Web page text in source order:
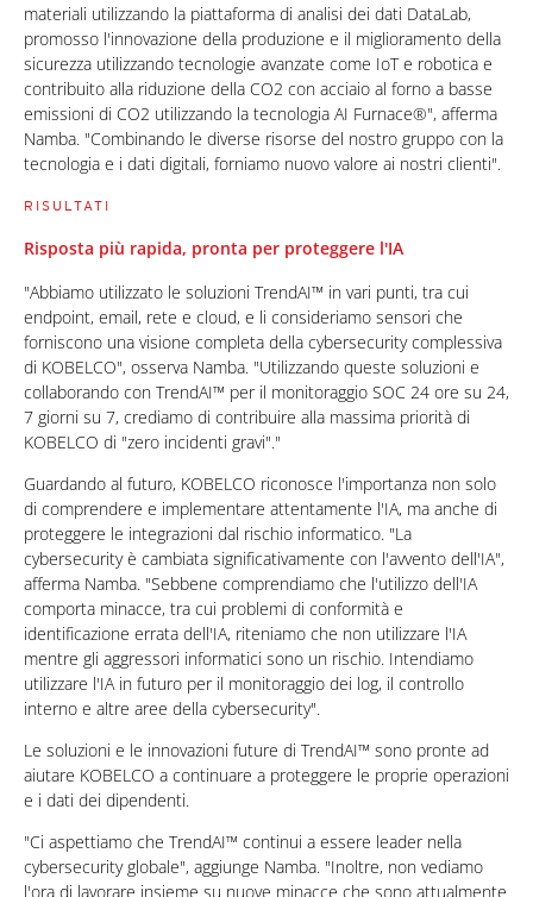
materiali utilizzando la piattaforma di analisi dei dati DataLab,
promosso l'innovazione della produzione e il miglioramento della
sicurezza utilizzando tecnologie avanzate come IoT e robotica e
contribuito alla riduzione della CO2 con acciaio al forno a basse
emissioni di CO2 utilizzando la tecnologia AI Furnace®", afferma
Namba. "Combinando le diverse risorse del nostro gruppo con la
tecnologia e i dati digitali, forniamo nuovo valore ai nostri clienti".
RISULTATI
Risposta più rapida, pronta per proteggere l'IA
"Abbiamo utilizzato le soluzioni TrendAI™ in vari punti, tra cui
endpoint, email, rete e cloud, e li consideriamo sensori che
forniscono una visione completa della cybersecurity complessiva
di KOBELCO", osserva Namba. "Utilizzando queste soluzioni e
collaborando con TrendAI™ per il monitoraggio SOC 24 ore su 24,
7 giorni su 7, crediamo di contribuire alla massima priorità di
KOBELCO di "zero incidenti gravi"."
Guardando al futuro, KOBELCO riconosce l'importanza non solo
di comprendere e implementare attentamente l'IA, ma anche di
proteggere le integrazioni dal rischio informatico. "La
cybersecurity è cambiata significativamente con l'avvento dell'IA",
afferma Namba. "Sebbene comprendiamo che l'utilizzo dell'IA
comporta minacce, tra cui problemi di conformità e
identificazione errata dell'IA, riteniamo che non utilizzare l'IA
mentre gli aggressori informatici sono un rischio. Intendiamo
utilizzare l'IA in futuro per il monitoraggio dei log, il controllo
interno e altre aree della cybersecurity".
Le soluzioni e le innovazioni future di TrendAI™ sono pronte ad
aiutare KOBELCO a continuare a proteggere le proprie operazioni
e i dati dei dipendenti.
"Ci aspettiamo che TrendAI™ continui a essere leader nella
cybersecurity globale", aggiunge Namba. "Inoltre, non vediamo
l'ora di lavorare insieme su nuove minacce che sono attualmente